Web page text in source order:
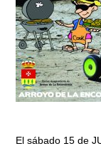
El sábado 15 de